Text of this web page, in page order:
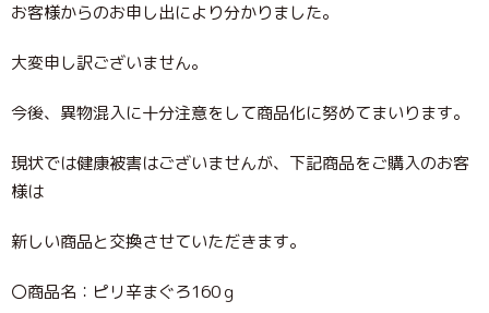
お客様からのお申し出により分かりました。
大変申し訳ございません。
今後、異物混入に十分注意をして商品化に努めてまいります。
現状では健康被害はございませんが、下記商品をご購入のお客
様は
新しい商品と交換させていただきます。
〇商品名：ピリ辛まぐろ160ｇ